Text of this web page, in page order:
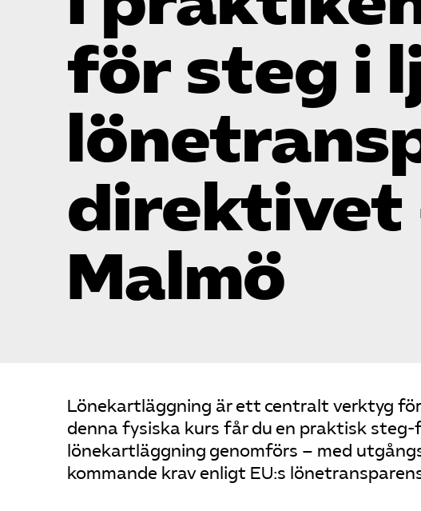
för steg i
direktivet
Malmö
Lönekartläggning är ett centralt verktyg
denna fysiska kurs får du en praktisk
lönekartläggning genomförs – med
kommande krav enligt EU:s